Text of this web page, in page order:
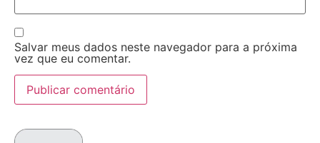
Salvar meus dados neste navegador para a próxima
vez que eu comentar.